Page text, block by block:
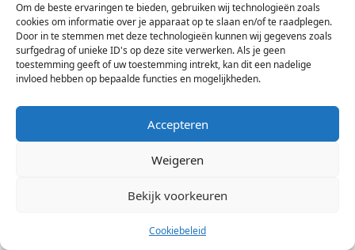
Om de beste ervaringen te bieden, gebruiken wij technologieën zoals
cookies om informatie over je apparaat op te slaan en/of te raadplegen.
Door in te stemmen met deze technologieën kunnen wij gegevens zoals
surfgedrag of unieke ID's op deze site verwerken. Als je geen
toestemming geeft of uw toestemming intrekt, kan dit een nadelige
invloed hebben op bepaalde functies en mogelijkheden.
Accepteren
Weigeren
Bekijk voorkeuren
Cookiebeleid
© 2026 Stichting Arsis Kunst en Societeit